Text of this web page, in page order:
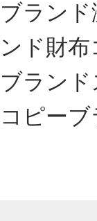
ブラン
ンド財
ブラン
コピー